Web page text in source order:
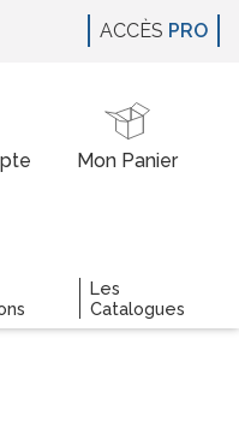
Les
Catalogues
ACCÈS PRO